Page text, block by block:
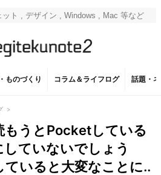
ものづくり コラム＆ライフログ 話題・
>
もうとPocketしている
ていないでしょう
いると大変なことに..